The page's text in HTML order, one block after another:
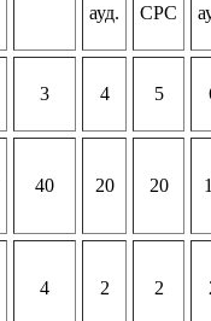
ауд. СРС
3 4 5
40 20 20
4 2 2